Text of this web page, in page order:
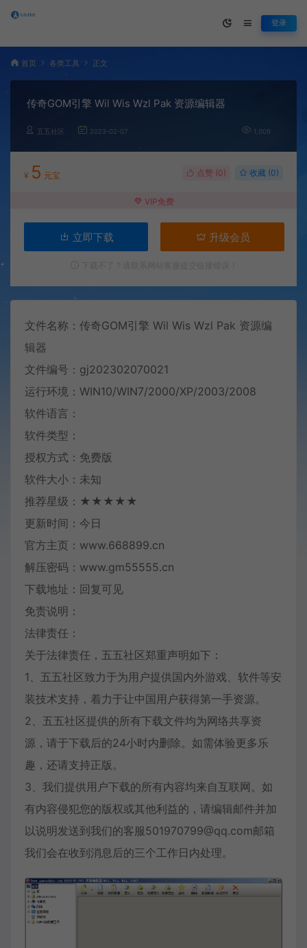
登录
首页 各类工具 正文
传奇GOM引擎 Wil Wis Wzl Pak 资源编辑器
五五社区 2023-02-07 1,009
¥ 5 元宝 点赞 (0) 收藏 (0)
VIP免费
立即下载 升级会员
文件名称：传奇GOM引擎 Wil Wis Wzl Pak 资源编
辑器
文件编号：gj202302070021
运行环境：WIN10/WIN7/2000/XP/2003/2008
软件语言：
软件类型：
授权方式：免费版
软件大小：未知
推荐星级：★★★★★
更新时间：今日
官方主页：www.668899.cn
解压密码：www.gm55555.cn
下载地址：回复可见
免责说明：
法律责任：
关于法律责任，五五社区郑重声明如下：
1、五五社区致力于为用户提供国内外游戏、软件等安
装技术支持，着力于让中国用户获得第一手资源。
2、五五社区提供的所有下载文件均为网络共享资
源，请于下载后的24小时内删除。如需体验更多乐
趣，还请支持正版。
3、我们提供用户下载的所有内容均来自互联网。如
有内容侵犯您的版权或其他利益的，请编辑邮件并加
以说明发送到我们的客服501970799@qq.com邮箱
我们会在收到消息后的三个工作日内处理。